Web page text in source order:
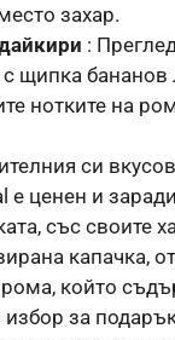
захар.
:
с щипка бананов
нотките на
си
е ценен и
със своите
капачка,
който
избор за